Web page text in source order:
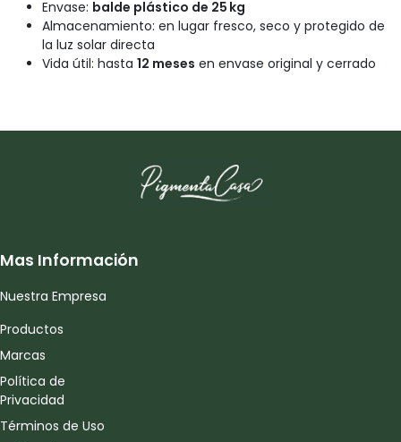
Envase: balde plástico de 25 kg
Almacenamiento: en lugar fresco, seco y protegido de
la luz solar directa
Vida útil: hasta 12 meses en envase original y cerrado
Mas Información
Nuestra Empresa
Productos
Marcas
Política de
Privacidad
Términos de Uso